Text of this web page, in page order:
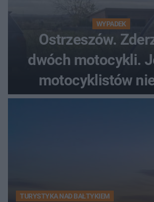
WYPADEK
Ostrzeszów.
dwóch motocykli.
motocyklistów
TURYSTYKA NAD BAŁTYKIEM